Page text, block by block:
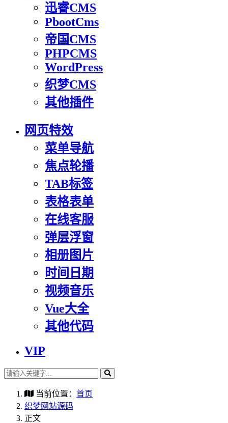
迅睿CMS
PbootCms
帝国CMS
PHPCMS
WordPress
织梦CMS
其他插件
网页特效
菜单导航
焦点轮播
TAB标签
表格表单
在线客服
弹层浮窗
相册图片
时间日期
视频音乐
Vue大全
其他代码
VIP
当前位置： 首页
织梦网站源码
正文